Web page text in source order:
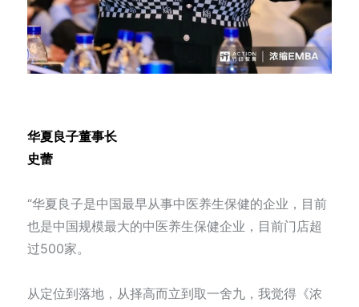
华夏良子董事长
史蕾
“华夏良子是中国最早从事中医养生保健的企业，目前
也是中国规模最大的中医养生保健企业，目前门店超
过500家。
从定位到落地，从择高而立到取一舍九，我觉得《浓